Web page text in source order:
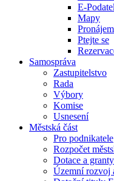
E-
Mapy
Ptejte se
Samospráva
Zastupitelstvo
Rada
Výbory
Komise
Usnesení
Městská část
Pro podnikatele
Rozpočet
Dotace a granty
Územní rozvoj